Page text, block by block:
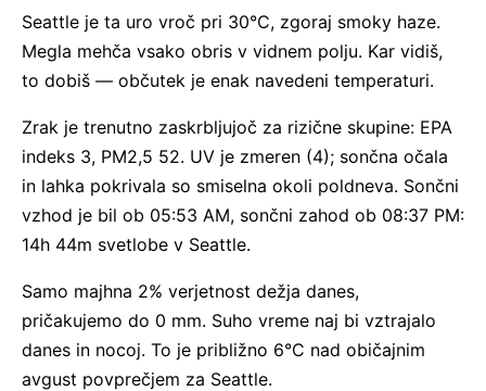
Seattle je ta uro vroč pri 30°C, zgoraj smoky haze.
Megla mehča vsako obris v vidnem polju. Kar vidiš,
to dobiš — občutek je enak navedeni temperaturi.
Zrak je trenutno zaskrbljujoč za rizične skupine: EPA
indeks 3, PM2,5 52. UV je zmeren (4); sončna očala
in lahka pokrivala so smiselna okoli poldneva. Sončni
vzhod je bil ob 05:53 AM, sončni zahod ob 08:37 PM:
14h 44m svetlobe v Seattle.
Samo majhna 2% verjetnost dežja danes,
pričakujemo do 0 mm. Suho vreme naj bi vztrajalo
danes in nocoj. To je približno 6°C nad običajnim
avgust povprečjem za Seattle.